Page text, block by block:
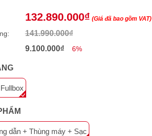
132.890.000₫ (Giá đã bao gồm VAT)
141.990.000₫
9.100.000₫ 6%
dẫn + Thùng máy + Sạc